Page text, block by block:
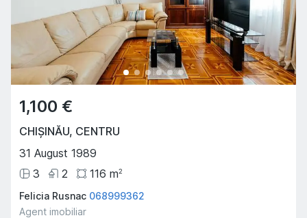
1,100 €
CHIȘINĂU, CENTRU
31 August 1989
3
2 116 m2
Felicia Rusnac 068999362
Agent imobiliar